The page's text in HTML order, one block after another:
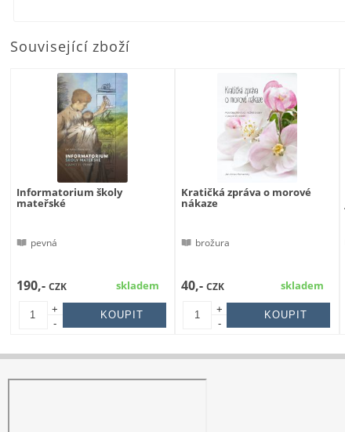
Související zboží
Informatorium školy
mateřské
pevná
skladem
+
-
190,-CZK
Kratičká zpráva o morové
nákaze
brožura
skladem
+
-
40,- CZK